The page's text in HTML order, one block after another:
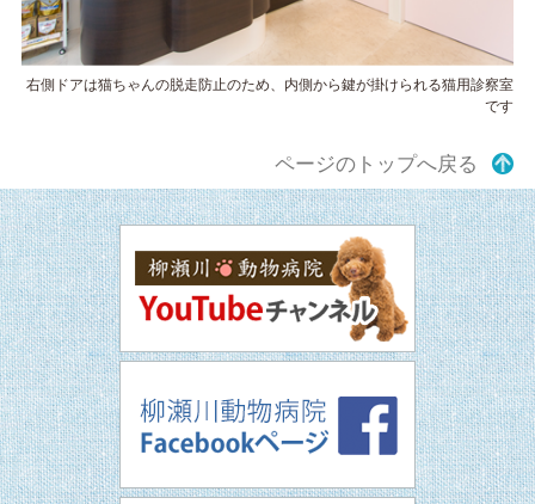
右側ドアは猫ちゃんの脱走防止のため、内側から鍵が掛けられる猫用診察室
です
ページのトップへ戻る